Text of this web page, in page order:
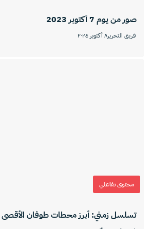
صور من يوم 7 أكتوبر 2023
فريق التحرير٨ أكتوبر ٢٠٢٤
محتوى تفاعلي
تسلسل زمني: أبرز محطات طوفان الأقصى